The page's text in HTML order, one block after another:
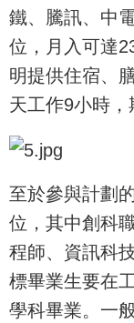
鐵、騰訊、中
位，月入可達
明提供住宿、
天工作9小時，
至於參與計劃
位，其中創科
程師、資訊科
標畢業生要在
學科畢業。一